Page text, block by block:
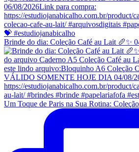
Brinde do dia: Coleção Café au Lait 🥖✨
Um Toque de Paris na Sua Rotina: